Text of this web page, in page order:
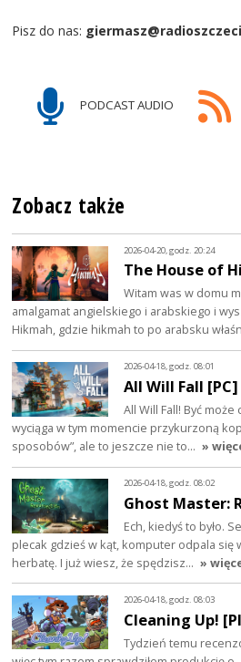
Pisz do nas:
PODCAST AUDIO
Zobacz także
2026-04-20, godz. 20:24
The House of
Witam was w domu
amalgamat angielskiego i arabskiego i
Hikmah, gdzie hikmah to po arabsku
2026-04-18, godz. 08:01
All Will Fall [PC]
All Will Fall! Być może
wyciąga w tym momencie przykurzoną
sposobów”, ale to jeszcze nie to… »
2026-04-18, godz. 08:02
Ghost Master:
Ech, kiedyś to było.
plecak gdzieś w kąt, komputer odpala się
herbatę. I już wiesz, że spędzisz… »
2026-04-18, godz. 08:03
Cleaning Up!
Tydzień temu